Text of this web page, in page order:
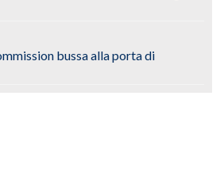
bussa alla porta di